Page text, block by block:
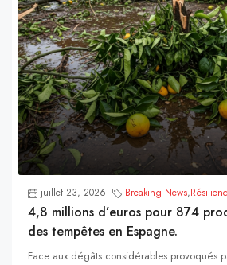
juillet 23, 2026 Breaking News,
4,8 millions d’euros pour 874
des tempêtes en Espagne.
Face aux dégâts considérables provoqués